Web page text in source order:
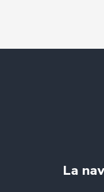
La